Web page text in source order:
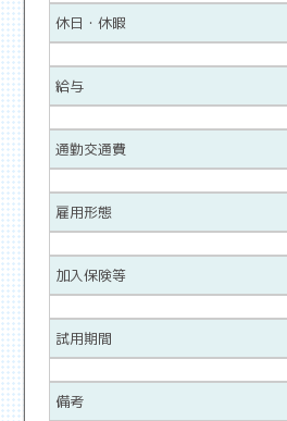
休日・休暇
給与
通勤交通費
雇用形態
加入保険等
試用期間
備考